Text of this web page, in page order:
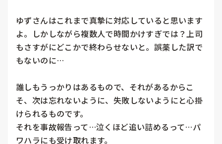
ゆずさんはこれまで真摯に対応していると思います
よ。しかしながら複数人で時間かけすぎでは？上司
もさすがにどこかで終わらせないと。誤薬した訳で
もないのに…
誰しもうっかりはあるもので、それがあるからこ
そ、次は忘れないように、失敗しないようにと心掛
けられるものです。
それを事故報告って…泣くほど追い詰めるって…パ
ワハラにも受け取れます。